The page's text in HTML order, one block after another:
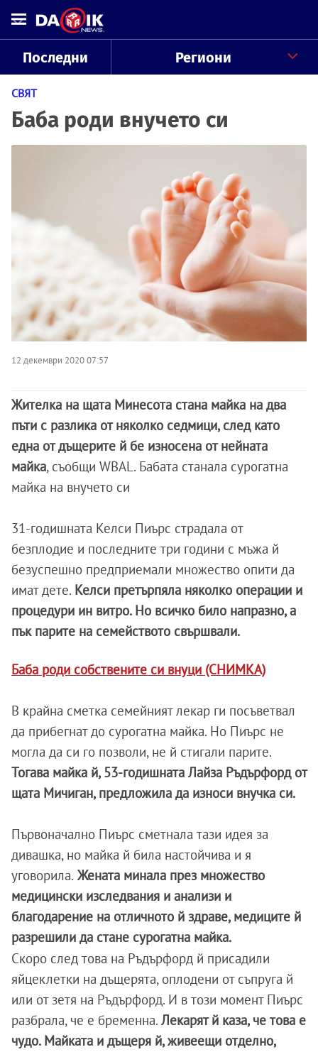
Последни Региони
СВЯТ
Баба роди внучето си
12 декември 2020 07:57
Жителка на щата Минесота стана майка на два
пъти с разлика от няколко седмици, след като
една от дъщерите й бе износена от нейната
майка, съобщи WBAL. Бабата станала сурогатна
майка на внучето си
31-годишната Келси Пиърс страдала от
безплодие и последните три години с мъжа й
безуспешно предприемали множество опити да
имат дете. Келси претърпяла няколко операции и
процедури ин витро. Но всичко било напразно, а
пък парите на семейството свършвали.
Баба роди собствените си внуци (СНИМКА)
В крайна сметка семейният лекар ги посъветвал
да прибегнат до сурогатна майка. Но Пиърс не
могла да си го позволи, не й стигали парите.
Тогава майка й, 53-годишната Лайза Ръдърфорд от
щата Мичиган, предложила да износи внучка си.
Първоначално Пиърс сметнала тази идея за
дивашка, но майка й била настойчива и я
уговорила. Жената минала през множество
медицински изследвания и анализи и
благодарение на отличното й здраве, медиците й
разрешили да стане сурогатна майка.
Скоро след това на Ръдърфорд й присадили
яйцеклетки на дъщерята, оплодени от съпруга й
или от зетя на Ръдърфорд. И в този момент Пиърс
разбрала, че е бременна. Лекарят й каза, че това е
чудо. Майката и дъщеря й, живеещи отделно,